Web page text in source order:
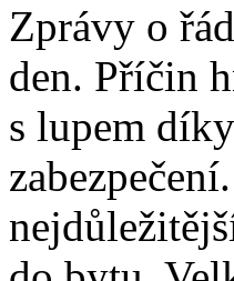
Zprávy o
den. Příčin
s lupem